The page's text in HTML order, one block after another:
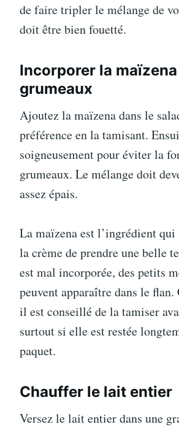
de faire tripler le mélange de
doit être bien fouetté.
Incorporer la
grumeaux
Ajoutez la maïzena dans le
préférence en la tamisant.
soigneusement pour éviter la
grumeaux. Le mélange doit
assez épais.
La maïzena est l’ingrédient
la crème de prendre une belle
est mal incorporée, des petits
peuvent apparaître dans le flan.
il est conseillé de la tamiser
surtout si elle est restée
paquet.
Chauffer le lait entier
Versez le lait entier dans une